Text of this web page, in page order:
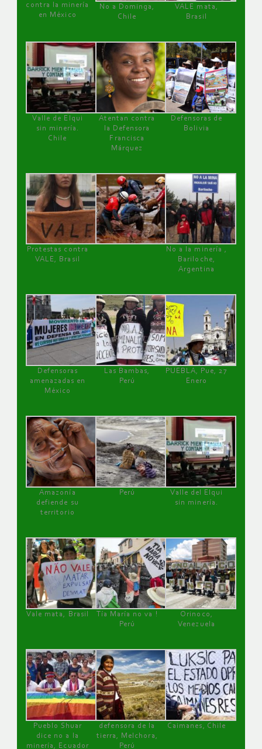
contra la minería
en México
No a Dominga,
Chile
VALE mata,
Brasil
Valle de Elqui
sin minería.
Chile
Atentan contra
la Defensora
Francisca
Márquez
Defensoras de
Bolivia
Protestas contra
VALE, Brasil
No a la minería ,
Bariloche,
Argentina
Defensoras
amenazadas en
México
Las Bambas,
Perú
PUEBLA, Pue, 27
Enero
Amazonía
defiende su
territorio
Perú
Valle del Elqui
sin minería.
Vale mata, Brasil
Tía María no va !
Perú
Orinoco,
Venezuela
Pueblo Shuar
dice no a la
minería, Ecuador
defensora de la
tierra, Melchora,
Perú
Caimanes, Chile